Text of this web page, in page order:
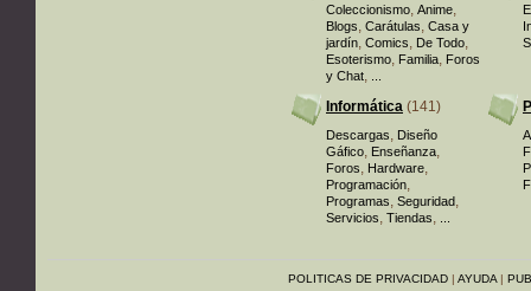
Coleccionismo, Anime,
Blogs, Carátulas, Casa y
jardín, Comics, De Todo,
Esoterismo, Familia, Foros
y Chat,
Informática (141)
Descargas, Diseño
Gáfico, Enseñanza,
Foros, Hardware,
Programación,
Programas, Seguridad,
Servicios, Tiendas,
POLITICAS DE PRIVACIDAD| AYUDA|